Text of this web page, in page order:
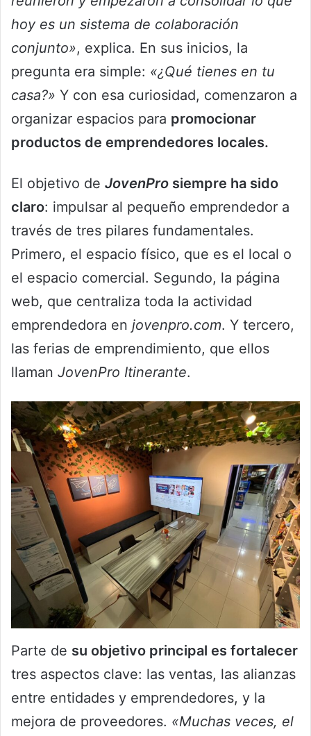
hoy es un sistema de colaboración
conjunto», explica. En sus inicios, la
pregunta era simple: «¿Qué tienes en tu
casa?» Y con esa curiosidad, comenzaron a
organizar espacios para promocionar
productos de emprendedores locales.
El objetivo de JovenPro siempre ha sido
claro: impulsar al pequeño emprendedor a
través de tres pilares fundamentales.
Primero, el espacio físico, que es el local o
el espacio comercial. Segundo, la página
web, que centraliza toda la actividad
emprendedora en jovenpro.com. Y tercero,
las ferias de emprendimiento, que ellos
llaman JovenPro Itinerante.
Parte de su objetivo principal es fortalecer
tres aspectos clave: las ventas, las alianzas
entre entidades y emprendedores, y la
mejora de proveedores. «Muchas veces, el